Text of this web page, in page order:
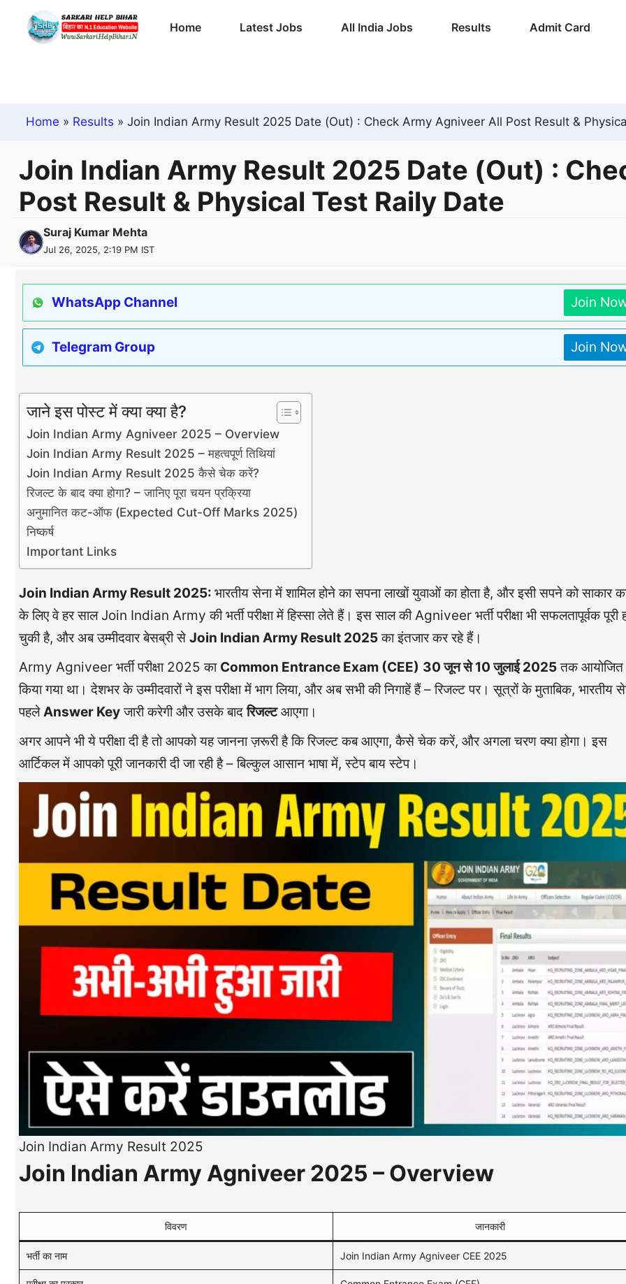
Home Latest Jobs All India Jobs Results Admit Card
Home » Results » Join Indian Army Result 2025 Date (Out) : Check Army Agniveer All Post Result &
Join Indian Army Result 2025 Date (Out) :
Post Result & Physical Test Raily Date
Suraj Kumar Mehta
Jul 26, 2025, 2:19 PM IST
WhatsApp Channel Join
Telegram Group Join
जाने इस पोस्ट में क्या क्या है?
Join Indian Army Agniveer 2025 – Overview
Join Indian Army Result 2025 – महत्वपूर्ण तिथियां
Join Indian Army Result 2025 कैसे चेक करें?
रिजल्ट के बाद क्या होगा? – जानिए पूरा चयन प्रक्रिया
अनुमानित कट-ऑफ (Expected Cut-Off Marks 2025)
निष्कर्ष
Important Links
Join Indian Army Result 2025: भारतीय सेना में शामिल होने का सपना लाखों युवाओं का होता है, और इसी सपने को साकार
के लिए वे हर साल Join Indian Army की भर्ती परीक्षा में हिस्सा लेते हैं। इस साल की Agniveer भर्ती परीक्षा भी सफलतापूर्वक पूरी
चुकी है, और अब उम्मीदवार बेसब्री से Join Indian Army Result 2025का इंतजार कर रहे हैं।
Army Agniveer भर्ती परीक्षा 2025 का Common Entrance Exam (CEE) 30 जून से 10 जुलाई 2025तक आयोजित
किया गया था। देशभर के उम्मीदवारों ने इस परीक्षा में भाग लिया, और अब सभी की निगाहें हैं – रिजल्ट पर। सूत्रों के मुताबिक, भारतीय
पहलेAnswer Keyजारी करेगी और उसके बादरिजल्टआएगा।
अगर आपने भी ये परीक्षा दी है तो आपको यह जानना ज़रूरी है कि रिजल्ट कब आएगा, कैसे चेक करें, और अगला चरण क्या होगा। इस
आर्टिकल में आपको पूरी जानकारी दी जा रही है – बिल्कुल आसान भाषा में, स्टेप बाय स्टेप।
Join Indian Army Result 2025
Join Indian Army Agniveer 2025 – Overview
विवरण जानकारी
भर्ती का नाम Join Indian Army Agniveer CEE 2025